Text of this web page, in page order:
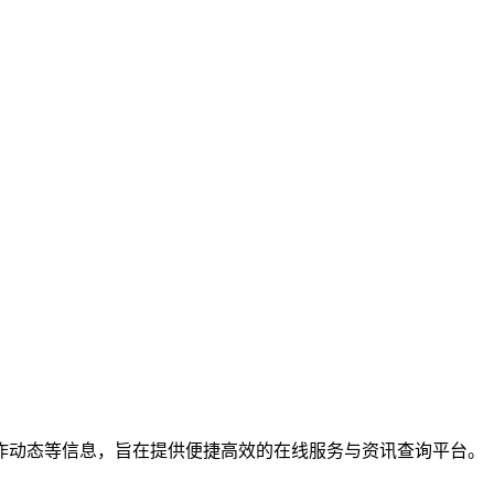
态等信息，旨在提供便捷高效的在线服务与资讯查询平台。